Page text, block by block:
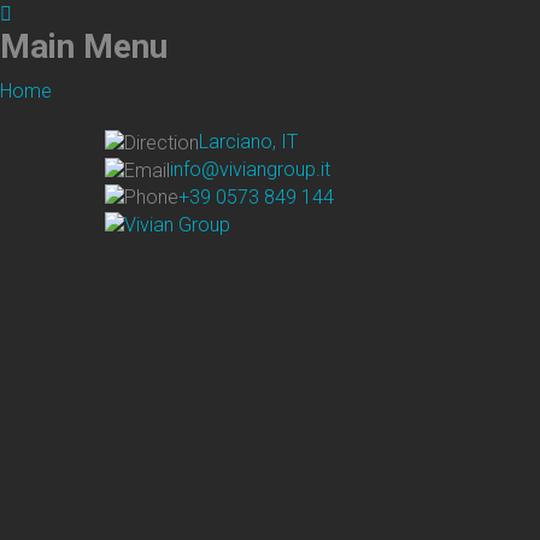
Main Menu
Home
Larciano, IT
info@viviangroup.it
+39 0573 849 144